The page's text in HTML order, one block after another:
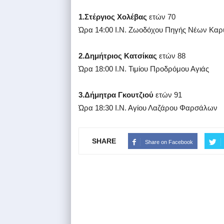
1.Στέργιος Χολέβας ετών 70
Ώρα 14:00 Ι.Ν. Ζωοδόχου Πηγής Νέων
2.Δημήτριος Κατσίκας ετών 88
Ώρα 18:00 Ι.Ν. Τιμίου Προδρόμου Αγιάς
3.Δήμητρα Γκουτζιού ετών 91
Ώρα 18:30 Ι.Ν. Αγίου Λαζάρου Φαρσάλων
SHARE Share on Facebook